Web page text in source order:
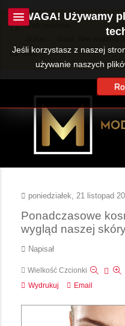
Ostrzeżenie
JUser::_load: Nie można
ID: 360.
poniedziałek, 21 listopad
Ponadczasowe
wygląd naszej
Napisał
Wielkość Czcionki
Wydrukuj
Email
UWAGA! Używamy
Jeśli korzystasz z naszej
używanie naszych